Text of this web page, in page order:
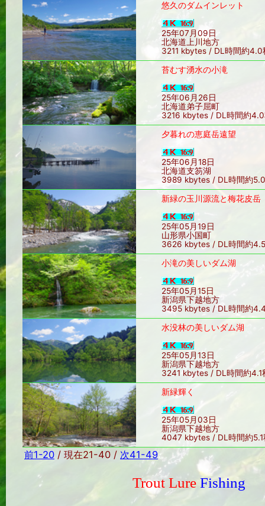
悠久のダムインレット
25年07月09日
北海道上川地方
3211 kbytes / DL時間約4.0
苔むす湧水の小滝
25年06月26日
北海道弟子屈町
3216 kbytes / DL時間約
夕暮れの恵庭岳遠望
25年06月18日
北海道支笏湖
3989 kbytes / DL時間約
新緑の玉川源流と梅花皮岳
25年05月19日
山形県小国町
3626 kbytes / DL時間約
小滝の美しいダム湖
25年05月15日
新潟県下越地方
3495 kbytes / DL時間約
水没林の美しいダム湖
25年05月13日
新潟県下越地方
3241 kbytes / DL時間約4.1
新緑輝く
25年05月03日
新潟県下越地方
4047 kbytes / DL時間約5.1
前1-20 / 現在21-40 / 次41-49
Trout Lure Fishing